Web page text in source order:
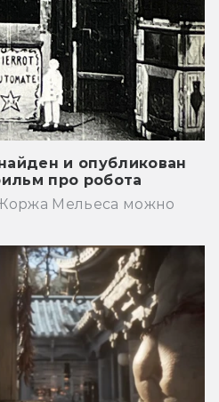
и опубликован
про робота
Мельеса можно